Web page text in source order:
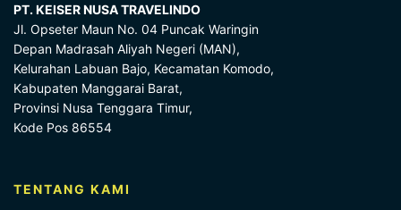
PT. KEISER NUSA TRAVELINDO
Jl. Opseter Maun No. 04 Puncak Waringin
Depan Madrasah Aliyah Negeri (MAN),
Kelurahan Labuan Bajo, Kecamatan Komodo,
Kabupaten Manggarai Barat,
Provinsi Nusa Tenggara Timur,
Kode Pos 86554
TENTANG KAMI